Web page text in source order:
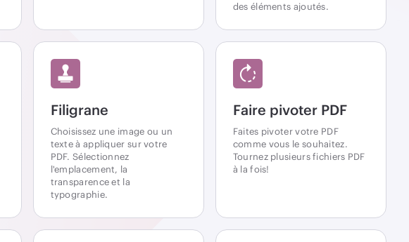
des éléments ajoutés.
Filigrane
Choisissez une image ou un
texte à appliquer sur votre
PDF. Sélectionnez
l'emplacement, la
transparence et la
typographie.
Faire pivoter PDF
Faites pivoter votre PDF
comme vous le souhaitez.
Tournez plusieurs fichiers PDF
à la fois!